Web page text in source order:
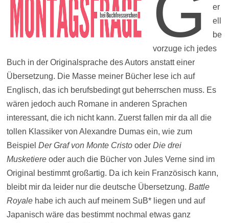
er
ell
be
vorzuge ich jedes
Buch in der Originalsprache des Autors anstatt einer
Übersetzung. Die Masse meiner Bücher lese ich auf
Englisch, das ich berufsbedingt gut beherrschen muss. Es
wären jedoch auch Romane in anderen Sprachen
interessant, die ich nicht kann. Zuerst fallen mir da all die
tollen Klassiker von Alexandre Dumas ein, wie zum
Beispiel Der Graf von Monte Cristooder Die drei
Musketiereoder auch die Bücher von Jules Verne sind im
Original bestimmt großartig. Da ich kein Französisch kann,
bleibt mir da leider nur die deutsche Übersetzung. Battle
Royalehabe ich auch auf meinem SuB* liegen und auf
Japanisch wäre das bestimmt nochmal etwas ganz